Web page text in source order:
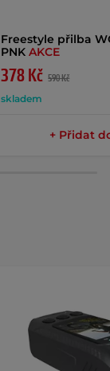
Freestyle přilba
PNKAKCE
378 Kč 590 Kč
skladem
+ Přidat